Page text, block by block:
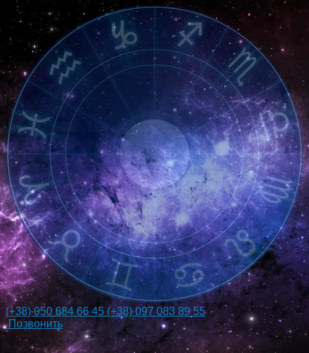
(+38)050 684 66 45 (+38)097 083 89 55
Позвонить